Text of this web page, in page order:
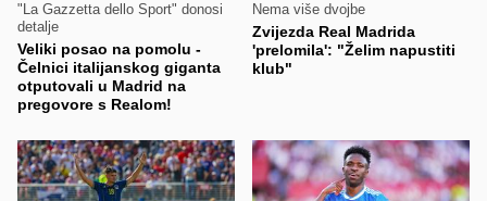
"La Gazzetta dello Sport" donosi
detalje
Veliki posao na pomolu -
Čelnici italijanskog giganta
otputovali u Madrid na
pregovore s Realom!
Nema više dvojbe
Zvijezda Real Madrida
'prelomila': "Želim napustiti
klub"